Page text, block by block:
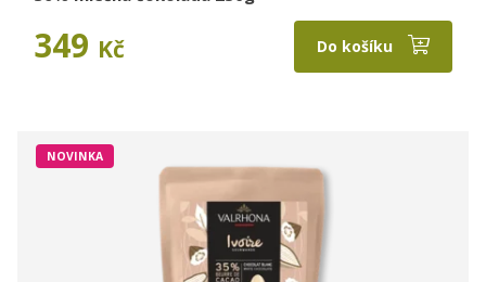
349 Kč Do košíku
NOVINKA